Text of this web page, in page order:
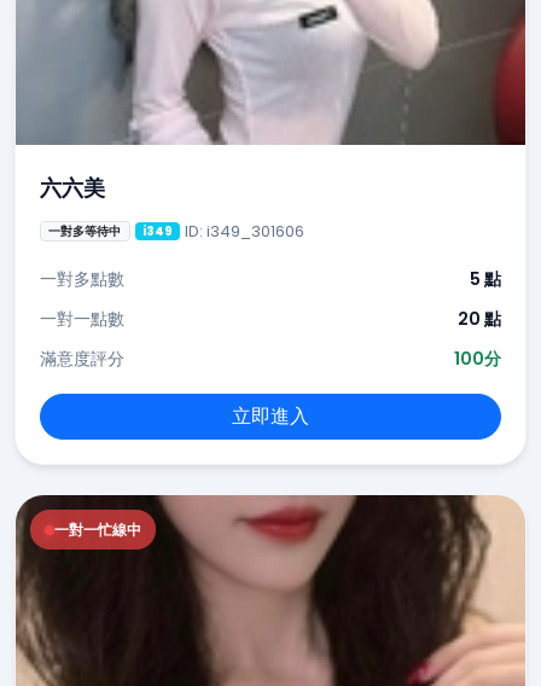
六六美
一對多等待中 i349 ID: i349_301606
一對多點數
5 點
一對一點數
20 點
滿意度評分
100分
立即進入
一對一忙線中